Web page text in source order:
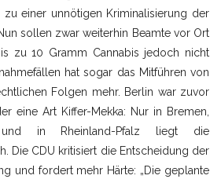
einer unnötigen Kriminalisierung der
sollen zwar weiterhin Beamte vor Ort
zu 10 Gramm Cannabis jedoch nicht
hat sogar das Mitführen von
Folgen mehr. Berlin war zuvor
eine Art Kiffer-Mekka: Nur in Bremen,
und in Rheinland-Pfalz liegt die
Die CDU kritisiert die Entscheidung der
und fordert mehr Härte: „Die geplante